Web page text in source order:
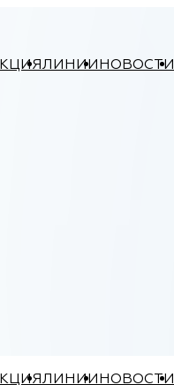
ЛИНИИНОВОСТИ
ЛИНИИНОВОСТИ